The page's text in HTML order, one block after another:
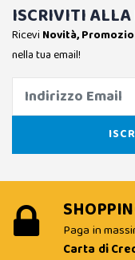
ISCRIVITI
Ricevi Novità,
nella tua email!
Paga in
Carta di